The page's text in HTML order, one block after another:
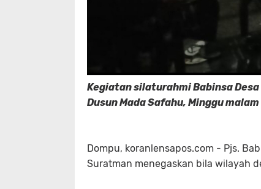
Kegiatan silaturahmi Babinsa
Dusun Mada Safahu, Minggu
Dompu, koranlensapos.com - Pjs.
Suratman menegaskan bila wilayah